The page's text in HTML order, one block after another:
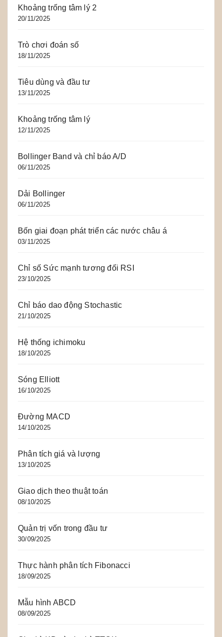
Khoảng trống tâm lý 2
20/11/2025
Trò chơi đoán số
18/11/2025
Tiêu dùng và đầu tư
13/11/2025
Khoảng trống tâm lý
12/11/2025
Bollinger Band và chỉ báo A/D
06/11/2025
Dải Bollinger
06/11/2025
Bốn giai đoạn phát triển các nước châu á
03/11/2025
Chỉ số Sức mạnh tương đối RSI
23/10/2025
Chỉ báo dao động Stochastic
21/10/2025
Hệ thống ichimoku
18/10/2025
Sóng Elliott
16/10/2025
Đường MACD
14/10/2025
Phân tích giá và lượng
13/10/2025
Giao dịch theo thuật toán
08/10/2025
Quản trị vốn trong đầu tư
30/09/2025
Thực hành phân tích Fibonacci
18/09/2025
Mẫu hình ABCD
08/09/2025